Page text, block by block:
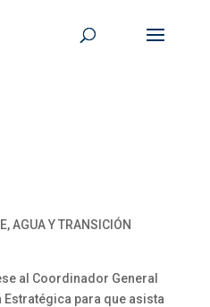
AGUA Y TRANSICIÓN
al Coordinador General
para que asista